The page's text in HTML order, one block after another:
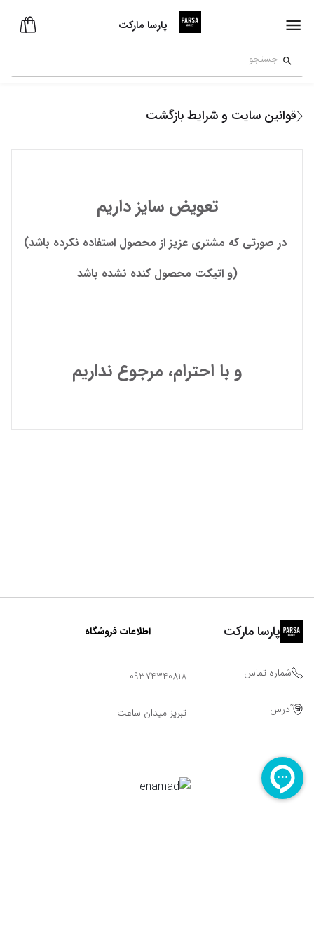
پارسا مارکت
قوانین سایت و شرایط بازگشت
تعویض سایز داریم
و اتیکت محصول کنده نشده باشد)
و با احترام، مرجوع نداریم
پارسا مارکت اطلاعات فروشگاه
شماره تماس 09374340818
آدرس تبریز میدان ساعت